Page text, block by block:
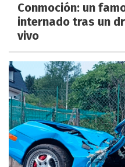
Conmoción: un
internado tras un
vivo